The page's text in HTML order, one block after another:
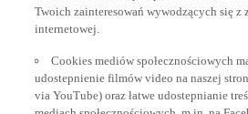
Twoich zainteresowań wywodzących się z
internetowej.
Cookies mediów społecznościowych
udostepnienie filmów video na naszej
via YouTube) oraz łatwe udostepnianie
mediach społecznościowych, m.in. na